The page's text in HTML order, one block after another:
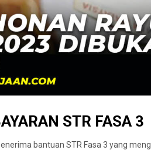
STR FASA 3
bantuan STR Fasa 3 yang